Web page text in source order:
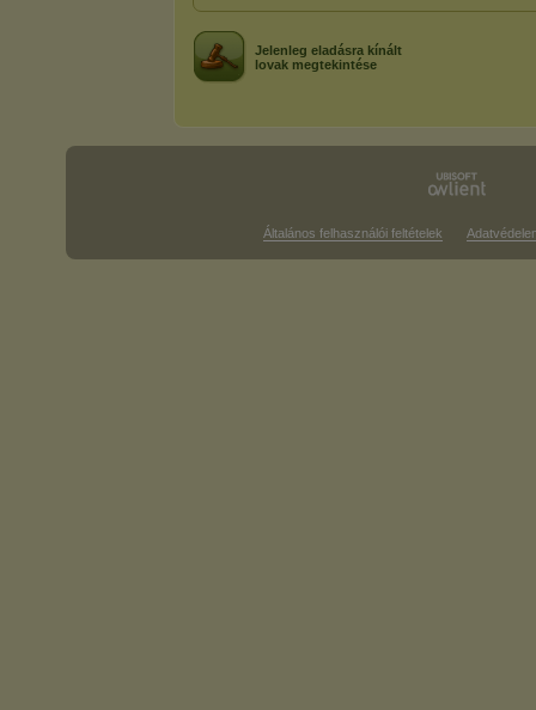
Jelenleg eladásra kínált
lovak megtekintése
Általános felhasználói feltételek